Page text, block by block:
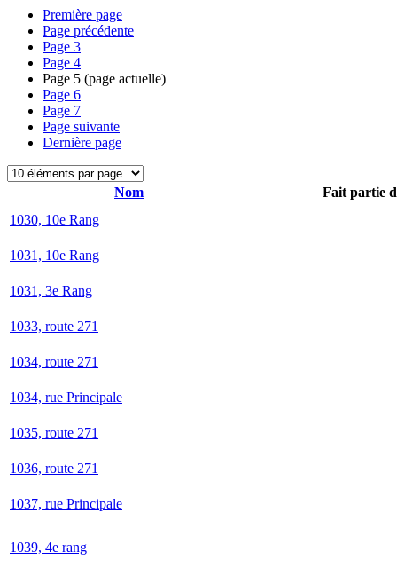
Première page
Page précédente
Page 3
Page 4
Page 5 (page actuelle)
Page 6
Page 7
Page suivante
Dernière page
Nom
Fait partie
1030, 10e Rang
1031, 10e Rang
1031, 3e Rang
1033, route 271
1034, route 271
1034, rue Principale
1035, route 271
1036, route 271
1037, rue Principale
1039, 4e rang